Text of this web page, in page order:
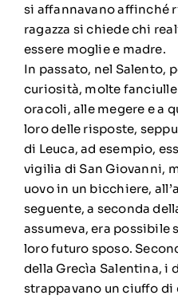
si affannavano affinché
ragazza si chiede chi
essere moglie e madre.
In passato, nel Salento,
curiosità, molte
oracoli, alle megere e a
loro delle risposte,
di Leuca, ad esempio,
vigilia di San Giovanni,
uovo in un bicchiere,
seguente, a seconda
assumeva, era possibile
loro futuro sposo.
della Grecìa Salentina, i
strappavano un ciuffo di